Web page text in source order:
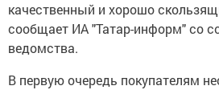
качественный и хорошо
сообщает ИА "Татар-информ" со
ведомства.
В первую очередь покупателям